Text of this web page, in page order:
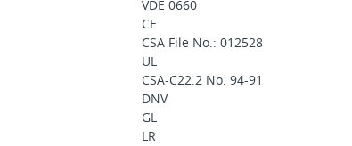
VDE 0660
CE
CSA File No.: 012528
UL
CSA-C22.2 No. 94-91
DNV
GL
LR